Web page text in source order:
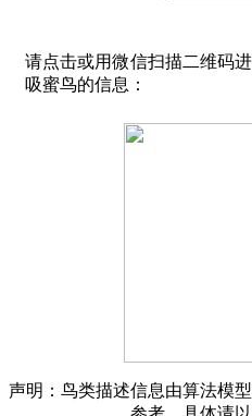
请点击或用微信扫描二维码
吸蜜鸟的信息：
声明：鸟类描述信息由算法模